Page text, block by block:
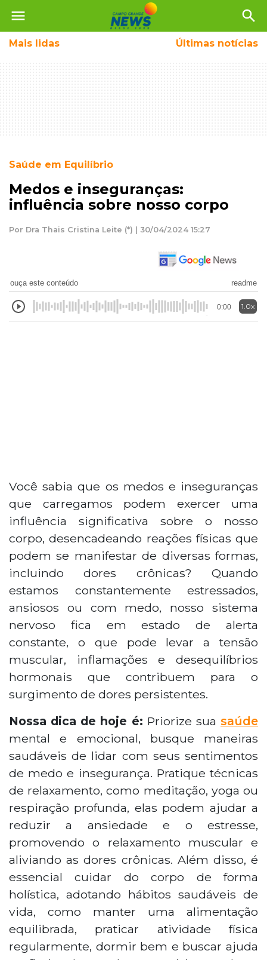
menu search
Mais lidas Últimas notícias
Saúde em Equilíbrio
Medos e inseguranças:
influência sobre nosso corpo
Por Dra Thais Cristina Leite (*) | 30/04/2024 15:27
ouça este conteúdo readme
0:00 1.0x
Você sabia que os medos e inseguranças
que carregamos podem exercer uma
influência significativa sobre o nosso
corpo, desencadeando reações físicas que
podem se manifestar de diversas formas,
incluindo dores crônicas? Quando
estamos constantemente estressados,
ansiosos ou com medo, nosso sistema
nervoso fica em estado de alerta
constante, o que pode levar a tensão
muscular, inflamações e desequilíbrios
hormonais que contribuem para o
surgimento de dores persistentes.
Nossa dica de hoje é: Priorize suasaúde
mental e emocional, busque maneiras
saudáveis de lidar com seus sentimentos
de medo e insegurança. Pratique técnicas
de relaxamento, como meditação, yoga ou
respiração profunda, elas podem ajudar a
reduzir a ansiedade e o estresse,
promovendo o relaxamento muscular e
aliviando as dores crônicas. Além disso, é
essencial cuidar do corpo de forma
holística, adotando hábitos saudáveis de
vida, como manter uma alimentação
equilibrada, praticar atividade física
regularmente, dormir bem e buscar ajuda